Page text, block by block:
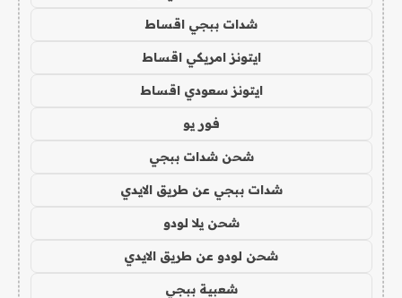
شدات ببجي اقساط
ايتونز امريكي اقساط
ايتونز سعودي اقساط
فور يو
شحن شدات ببجي
شدات ببجي عن طريق الايدي
شحن يلا لودو
شحن لودو عن طريق الايدي
شعبية ببجي